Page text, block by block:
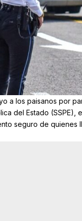
a los paisanos por
del Estado
seguro de quienes